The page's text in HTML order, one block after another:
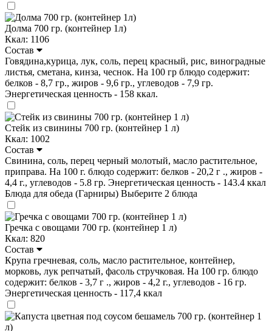
Долма 700 гр. (контейнер 1л)
Ккал: 1106
Состав
Говядина,курица, лук, соль, перец красный, рис, виноградные
листья, сметана, кинза, чеснок. На 100 гр блюдо содержит:
белков - 8,7 гр., жиров - 9,6 гр., углеводов - 7,9 гр.
Энергетическая ценность - 158 ккал.
Стейк из свинины 700 гр. (контейнер 1 л)
Ккал: 1002
Состав
Свинина, соль, перец черный молотый, масло растительное,
приправа. На 100 г. блюдо содержит: белков - 20,2 г ., жиров -
4,4 г., углеводов - 5.8 гр. Энергетическая ценность - 143.4 ккал
Блюда для обеда (Гарниры) Выберите 2 блюда
Гречка с овощами 700 гр. (контейнер 1 л)
Ккал: 820
Состав
Крупа гречневая, соль, масло растительное, контейнер,
морковь, лук репчатый, фасоль стручковая. На 100 гр. блюдо
содержит: белков - 3,7 г ., жиров - 4,2 г., углеводов - 16 гр.
Энергетическая ценность - 117,4 ккал